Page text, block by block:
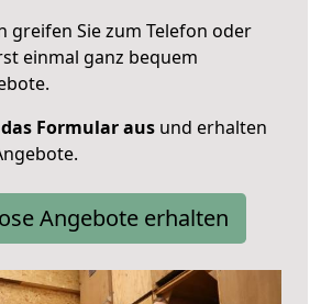
greifen Sie zum Telefon oder
einmal ganz bequem
Formular aus und erhalten
Angebote erhalten